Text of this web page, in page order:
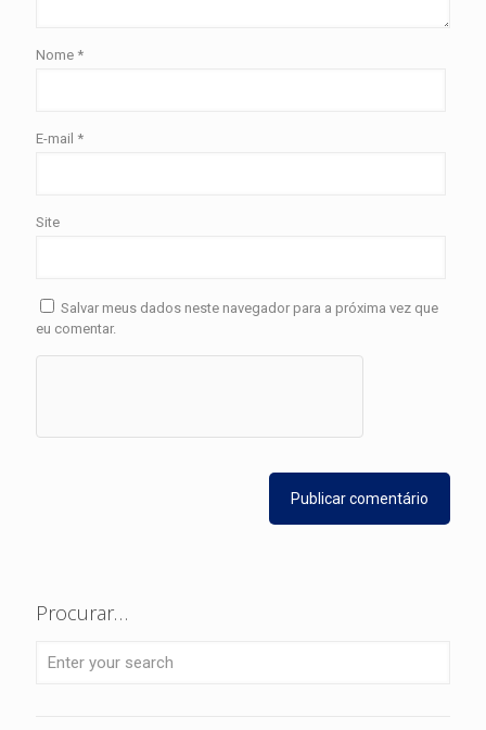
Nome *
E-mail *
Site
Salvar meus dados neste navegador para a próxima vez que
eu comentar.
Procurar…